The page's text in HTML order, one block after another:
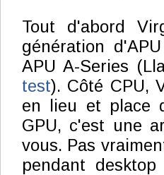
Tout d'abord
génération
APU A-Series
test). Côté CPU,
en lieu et place
GPU, c'est une
vous. Pas
pendant